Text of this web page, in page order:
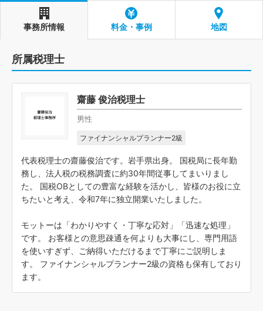
事務所情報 料金・事例 地図
所属税理士
齋藤 俊治税理士
男性
ファイナンシャルプランナー2級
代表税理士の齋藤俊治です。岩手県出身。 国税局に長年勤
務し、法人税の税務調査に約30年間従事してまいりまし
た。 国税OBとしての豊富な経験を活かし、皆様のお役に立
ちたいと考え、令和7年に独立開業いたしました。
モットーは「わかりやすく・丁寧な応対」「迅速な処理」
です。 お客様との意思疎通を何よりも大事にし、専門用語
を使いすぎず、ご納得いただけるまで丁寧にご説明しま
す。 ファイナンシャルプランナー2級の資格も保有しており
ます。